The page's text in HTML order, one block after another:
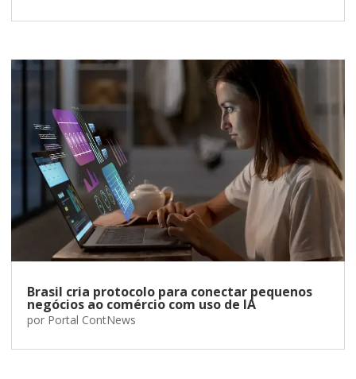
Brasil cria protocolo para conectar pequenos
negócios ao comércio com uso de IA
por Portal ContNews